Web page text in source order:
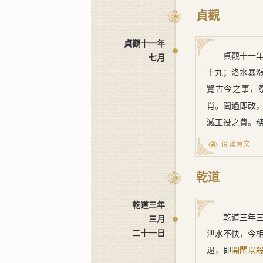
貞觀
貞觀十一年
七月
貞觀十一
十九；洛水暴
覽古今之事，
肖。聞過即改
減工役之費。
轉禍爲福，化
阅读原文
乾道
乾道三年
三月
二十一日
乾道三年
泄水不快，今
退，即 開閘以